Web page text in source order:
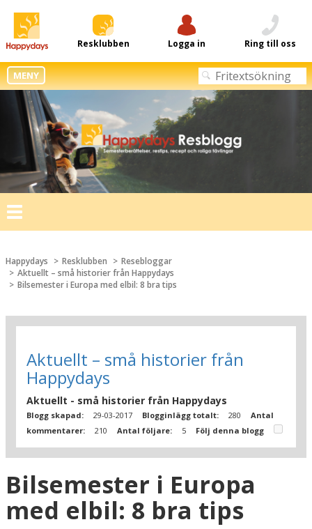
Resklubben Logga in Ring till oss
MENY
Toggle
navigation
Happydays Resklubben
Resebloggar
Aktuellt – små historier från Happydays
Bilsemester i Europa med elbil: 8 bra tips
Aktuellt – små historier från
Happydays
Aktuellt - små historier från Happydays
Blogg skapad: 29-03-2017 Blogginlägg totalt: 280
Antal
kommentarer:
210 Antal följare: 5 Följ denna blogg
Bilsemester i Europa
med elbil: 8 bra tips